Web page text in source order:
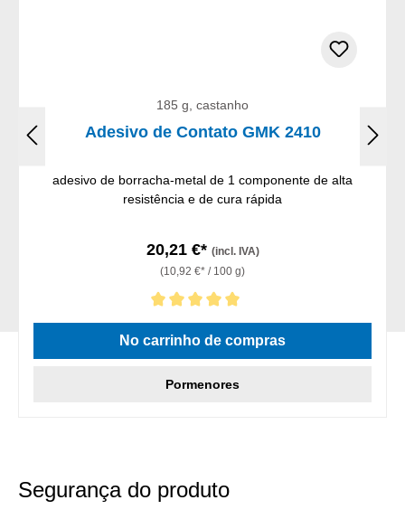
185 g, castanho
Adesivo de Contato GMK 2410
adesivo de borracha-metal de 1 componente de alta
resistência e de cura rápida
20,21 €* (incl. IVA)
(10,92 €* / 100 g)
Classificação média de 5 de 5 estrelas
No carrinho de compras
Pormenores
Segurança do produto